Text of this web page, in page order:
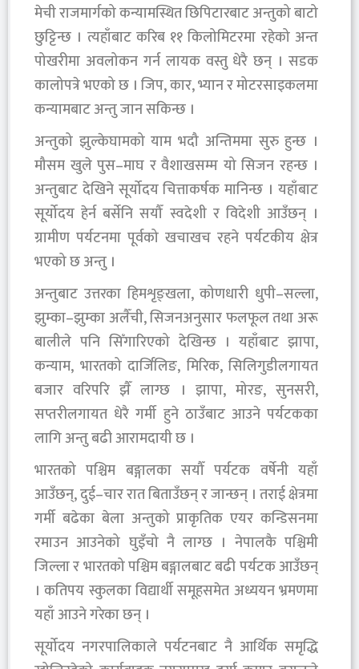
मेची राजमार्गको कन्यामस्थित छिपिटारबाट अन्तुको बाटो
छुट्टिन्छ । त्यहाँबाट करिब ११ किलोमिटरमा रहेको अन्त
पोखरीमा अवलोकन गर्न लायक वस्तु धेरै छन् । सडक
कालोपत्रे भएको छ । जिप, कार, भ्यान र मोटरसाइकलमा
कन्यामबाट अन्तु जान सकिन्छ ।
अन्तुको झुल्केघामको याम भदौ अन्तिममा सुरु हुन्छ ।
मौसम खुले पुस–माघ र वैशाखसम्म यो सिजन रहन्छ ।
अन्तुबाट देखिने सूर्योदय चित्ताकर्षक मानिन्छ । यहाँबाट
सूर्योदय हेर्न बर्सेनि सयौँ स्वदेशी र विदेशी आउँछन् ।
ग्रामीण पर्यटनमा पूर्वको खचाखच रहने पर्यटकीय क्षेत्र
भएको छ अन्तु ।
अन्तुबाट उत्तरका हिमशृङ्खला, कोणधारी धुपी–सल्ला,
झुम्का–झुम्का अलैँची, सिजनअनुसार फलफूल तथा अरू
बालीले पनि सिँगारिएको देखिन्छ । यहाँबाट झापा,
कन्याम, भारतको दार्जिलिङ, मिरिक, सिलिगुडीलगायत
बजार वरिपरि झैँ लाग्छ । झापा, मोरङ, सुनसरी,
सप्तरीलगायत धेरै गर्मी हुने ठाउँबाट आउने पर्यटकका
लागि अन्तु बढी आरामदायी छ ।
भारतको पश्चिम बङ्गालका सयौँ पर्यटक वर्षेनी यहाँ
आउँछन्, दुई–चार रात बिताउँछन् र जान्छन् । तराई क्षेत्रमा
गर्मी बढेका बेला अन्तुको प्राकृतिक एयर कन्डिसनमा
रमाउन आउनेको घुइँचो नै लाग्छ । नेपालकै पश्चिमी
जिल्ला र भारतको पश्चिम बङ्गालबाट बढी पर्यटक आउँछन्
। कतिपय स्कुलका विद्यार्थी समूहसमेत अध्ययन भ्रमणमा
यहाँ आउने गरेका छन् ।
सूर्योदय नगरपालिकाले पर्यटनबाट नै आर्थिक समृद्धि